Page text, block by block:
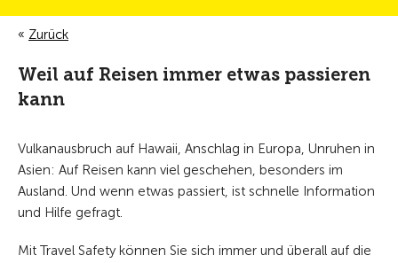
Zurück
Weil auf Reisen immer etwas passieren
kann
Vulkanausbruch auf Hawaii, Anschlag in Europa, Unruhen in
Asien: Auf Reisen kann viel geschehen, besonders im
Ausland. Und wenn etwas passiert, ist schnelle Information
und Hilfe gefragt.
Mit Travel Safety können Sie sich immer und überall auf die